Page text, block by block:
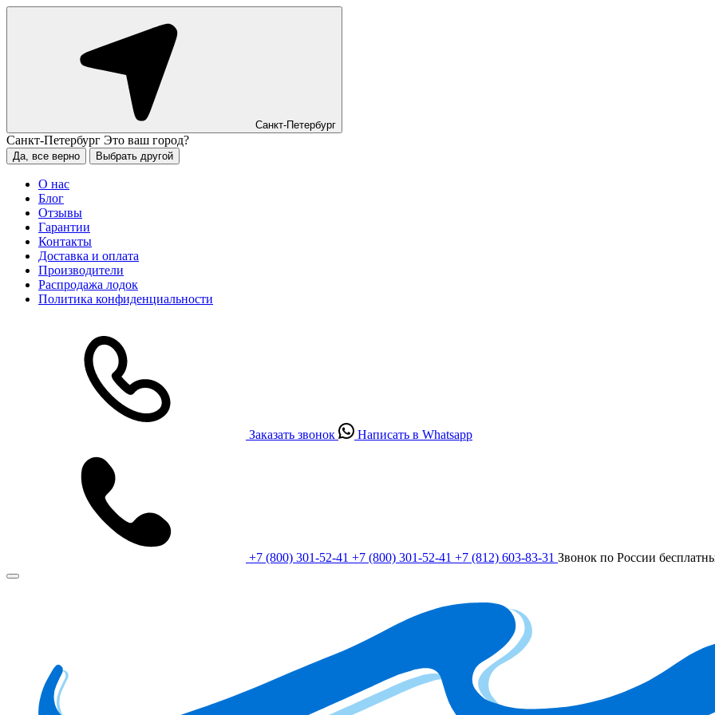
Санкт-Петербург
Санкт-Петербург Это ваш город?
Да, все верно Выбрать другой
О нас
Блог
Отзывы
Гарантии
Контакты
Доставка и оплата
Производители
Распродажа лодок
Политика конфиденциальности
Заказать звонок Написать в Whatsapp
+7 (800) 301-52-41 +7 (800) 301-52-41 +7 (812) 603-83-31 Звонок по России